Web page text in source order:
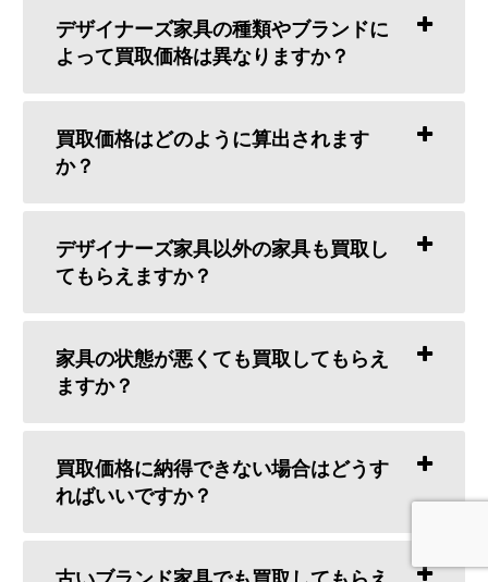
デザイナーズ家具の種類やブランドに
よって買取価格は異なりますか？
買取価格はどのように算出されます
か？
デザイナーズ家具以外の家具も買取し
てもらえますか？
家具の状態が悪くても買取してもらえ
ますか？
買取価格に納得できない場合はどうす
ればいいですか？